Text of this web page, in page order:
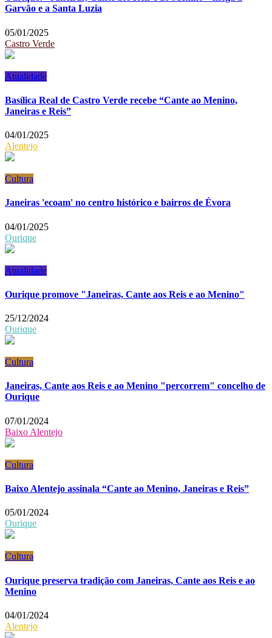
Garvão e a Santa Luzia
05/01/2025
Castro Verde
Atualidade
Basílica Real de Castro Verde recebe “Cante ao Menino,
Janeiras e Reis”
04/01/2025
Alentejo
Cultura
Janeiras 'ecoam' no centro histórico e bairros de Évora
04/01/2025
Ourique
Atualidade
Ourique promove "Janeiras, Cante aos Reis e ao Menino"
25/12/2024
Ourique
Cultura
Janeiras, Cante aos Reis e ao Menino "percorrem" concelho de
Ourique
07/01/2024
Baixo Alentejo
Cultura
Baixo Alentejo assinala “Cante ao Menino, Janeiras e Reis”
05/01/2024
Ourique
Cultura
Ourique preserva tradição com Janeiras, Cante aos Reis e ao
Menino
04/01/2024
Alentejo